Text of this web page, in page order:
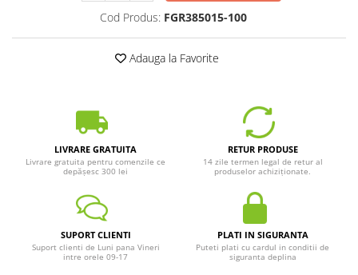
Cod Produs: FGR385015-100
Adauga la Favorite
LIVRARE GRATUITA
Livrare gratuita pentru comenzile ce
depășesc 300 lei
RETUR PRODUSE
14 zile termen legal de retur al
produselor achiziționate.
SUPORT CLIENTI
Suport clienti de Luni pana Vineri
intre orele 09-17
PLATI IN SIGURANTA
Puteti plati cu cardul in conditii de
siguranta deplina